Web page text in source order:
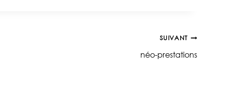
SUIVANT
néo-prestations